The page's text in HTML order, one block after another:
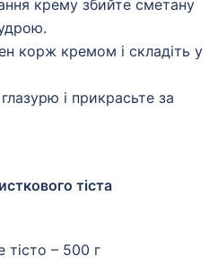
крему збийте сметану
корж кремом і складіть у
і прикрасьте за
тіста
тісто – 500 г